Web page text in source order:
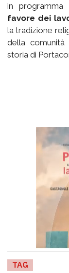
in programma
favore dei
la tradizione
della
storia di
TAG